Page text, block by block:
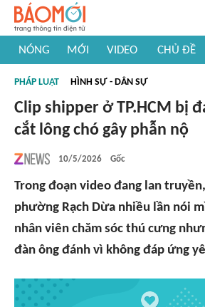
NÓNG MỚI VIDEO CHỦ ĐỀ
#Khám phá thế giới
PHÁP LUẬT HÌNH SỰ - DÂN SỰ
Clip shipper ở TP.HCM bị
cắt lông chó gây phẫn nộ
10/5/2026 Gốc
Trong đoạn video đang lan
phường Rạch Dừa nhiều lần nói
nhân viên chăm sóc thú cưng
đàn ông đánh vì không đáp ứng